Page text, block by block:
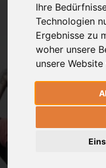
Ihre
Technologien
Ergebnisse zu
woher unsere
unsere